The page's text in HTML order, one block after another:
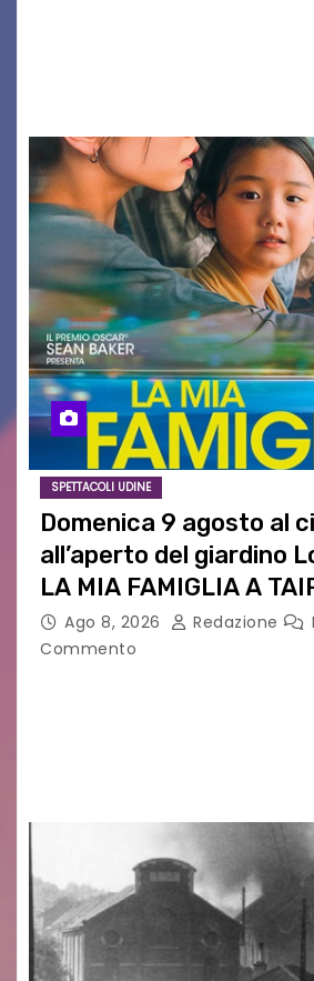
SPETTACOLI UDINE
Domenica 9 agosto al
all’aperto del giardino
LA MIA FAMIGLIA A
Ago 8, 2026 Redazione
Commento